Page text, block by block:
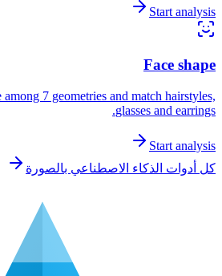
Start analysis
Face shape
7 geometries and match hairstyles,
glasses and earrings.
Start analysis
كل أدوات الذكاء الاصطناعي بالصورة